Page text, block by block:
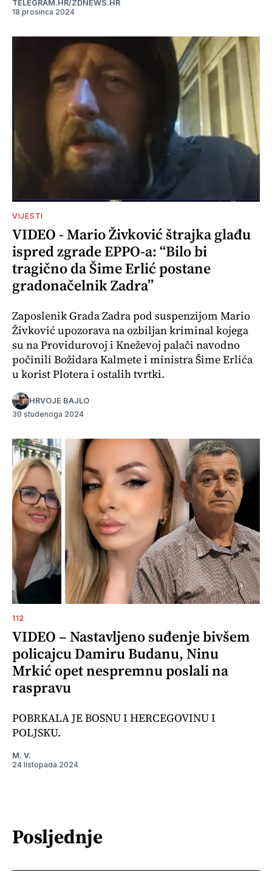
TELEGRAM.HR/ZDNEWS.HR
18 prosinca 2024
VIJESTI
VIDEO - Mario Živković štrajka glađu
ispred zgrade EPPO-a: “Bilo bi
tragično da Šime Erlić postane
gradonačelnik Zadra”
Zaposlenik Grada Zadra pod suspenzijom Mario
Živković upozorava na ozbiljan kriminal kojega
su na Providurovoj i Kneževoj palači navodno
počinili Božidara Kalmete i ministra Šime Erlića
u korist Plotera i ostalih tvrtki.
HRVOJE BAJLO
30 studenoga 2024
112
VIDEO – Nastavljeno suđenje bivšem
policajcu Damiru Budanu, Ninu
Mrkić opet nespremnu poslali na
raspravu
POBRKALA JE BOSNU I HERCEGOVINU I
POLJSKU.
M. V.
24 listopada 2024
Posljednje